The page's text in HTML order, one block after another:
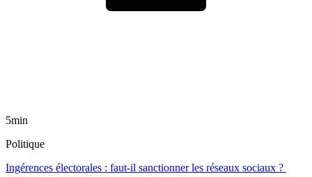
5min
Politique
Ingérences électorales : faut-il sanctionner les réseaux sociaux ?